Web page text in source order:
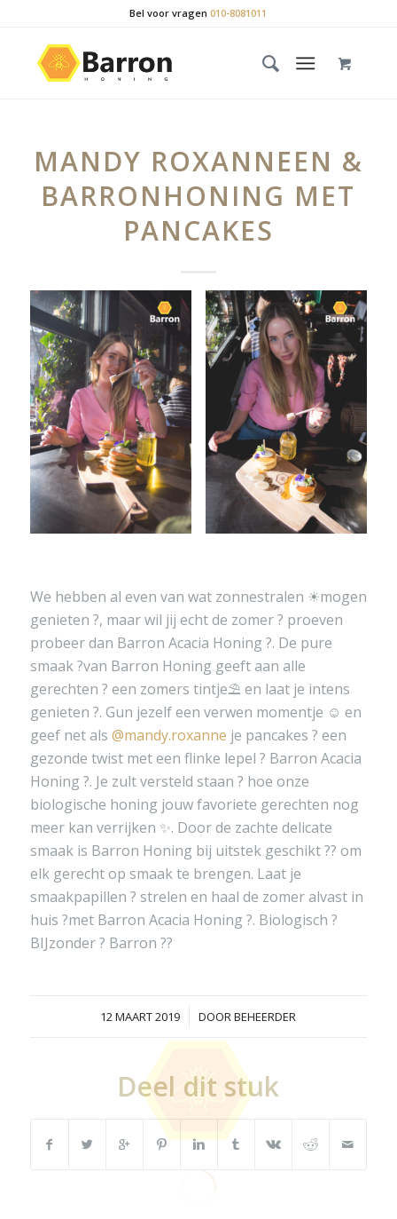
Bel voor vragen010-8081011
MANDY ROXANNEEN &
BARRONHONING MET
PANCAKES
We hebben al even van wat zonnestralen ☀mogen
genieten ?, maar wil jij echt de zomer ? proeven
probeer dan Barron Acacia Honing ?. De pure
smaak ?van Barron Honing geeft aan alle
gerechten ? een zomers tintje⛱ en laat je intens
genieten ?. Gun jezelf een verwen momentje ☺ en
geef net als @mandy.roxanne je pancakes ? een
gezonde twist met een flinke lepel ? Barron Acacia
Honing ?. Je zult versteld staan ? hoe onze
biologische honing jouw favoriete gerechten nog
meer kan verrijken ✨. Door de zachte delicate
smaak is Barron Honing bij uitstek geschikt ?? om
elk gerecht op smaak te brengen. Laat je
smaakpapillen ? strelen en haal de zomer alvast in
huis ?met Barron Acacia Honing ?. Biologisch ?
BIJzonder ? Barron ??
12 MAART 2019
/ DOORBEHEERDER
Deel dit stuk